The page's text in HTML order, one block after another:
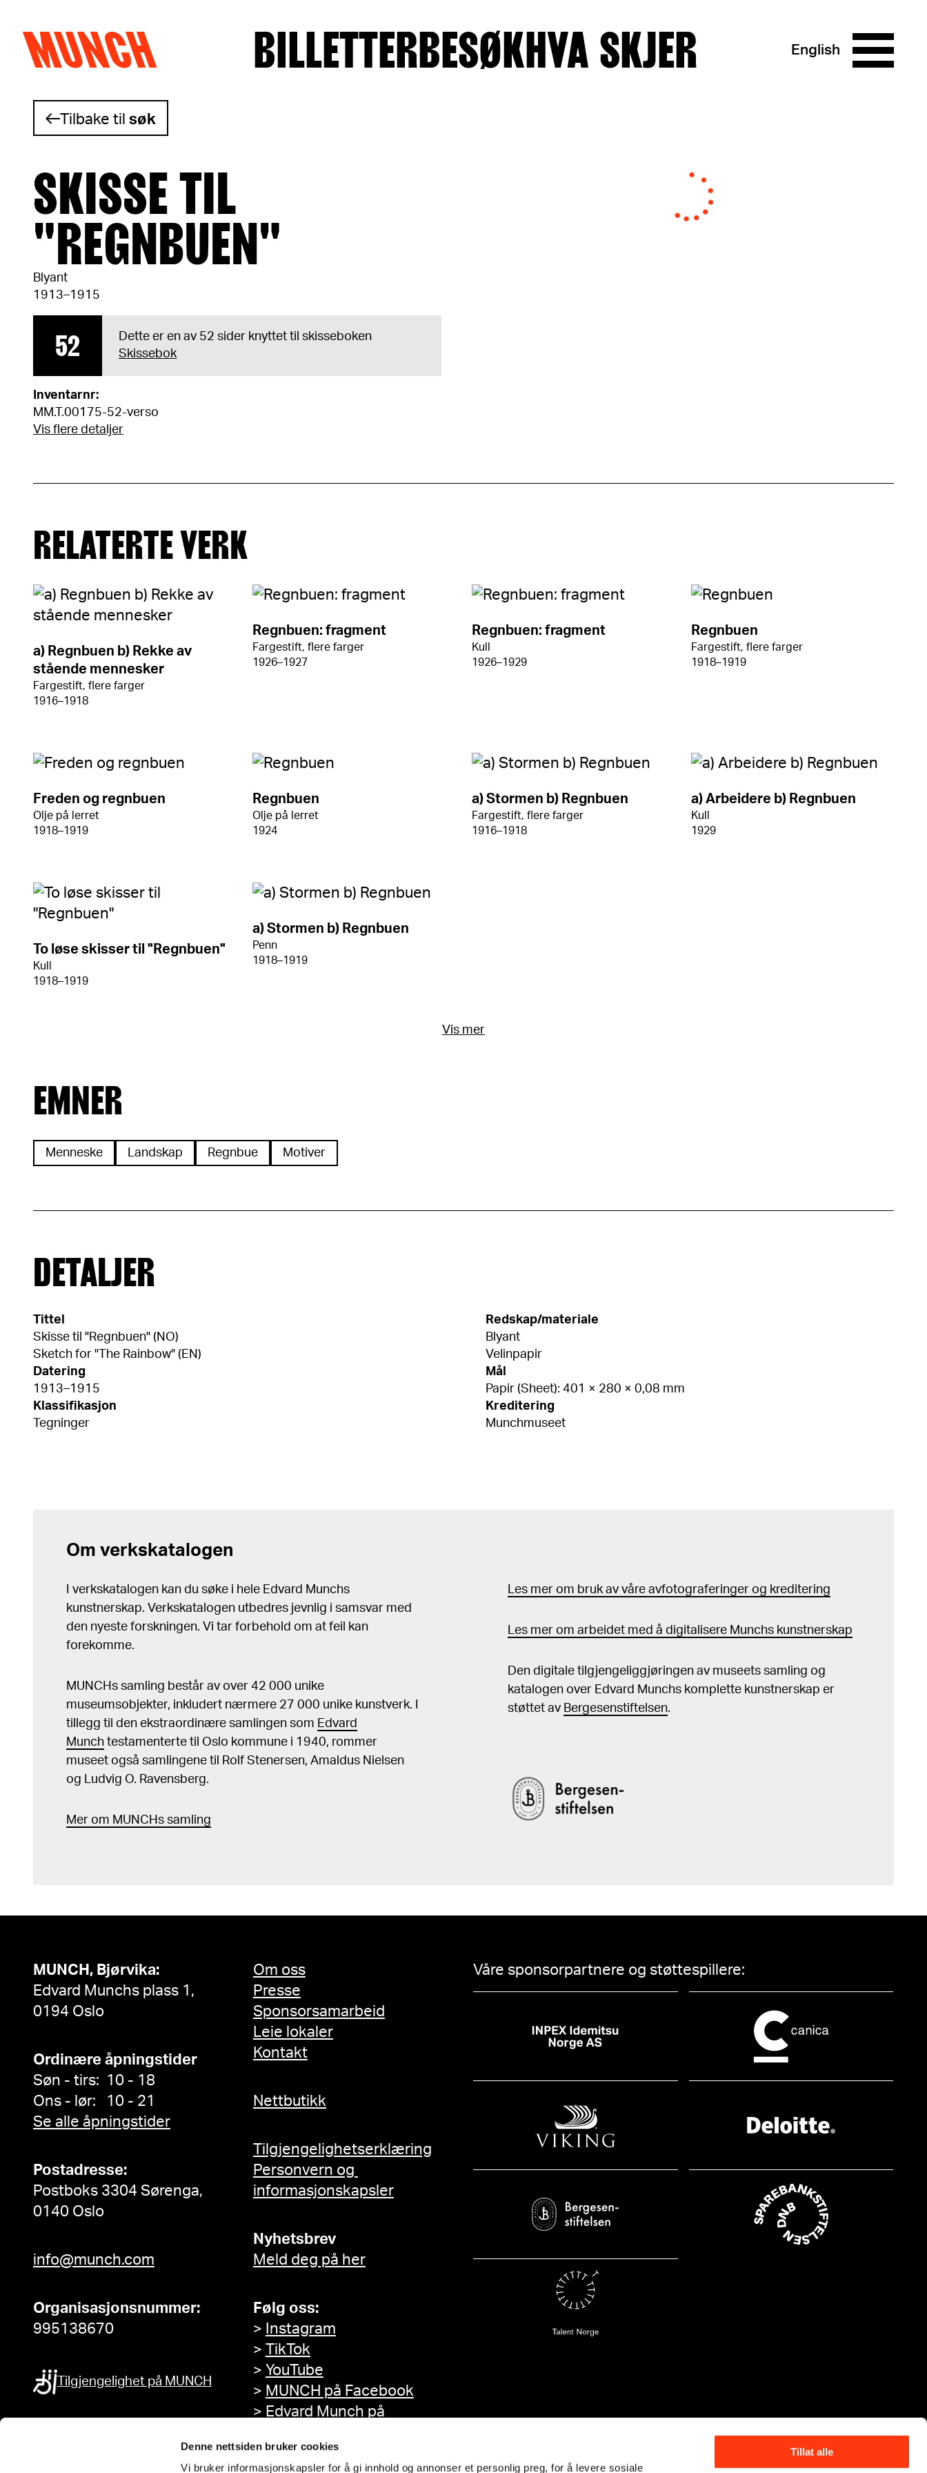
Denne nettsiden bruker cookies
Vi bruker informasjonskapsler for å gi innhold og annonser et personlig preg, for å levere sosiale
Tillat alle
Hopp til innhold
MUNCH BILLETTERBESØKHVA SKJER English
Tilbake tilsøk
SKISSE TIL
"REGNBUEN"
Blyant
1913–1915
52
Dette er en av 52 sider knyttet til skisseboken
Skissebok
Inventarnr:
MM.T.00175-52-verso
Vis flere detaljer
RELATERTE VERK
a) Regnbuen b) Rekke av
stående mennesker
Fargestift, flere farger
1916–1918
Regnbuen: fragment
Fargestift, flere farger
1926–1927
Regnbuen: fragment
Kull
1926–1929
Regnbuen
Fargestift, flere farger
1918–1919
Freden og regnbuen
Olje på lerret
1918–1919
Regnbuen
Olje på lerret
1924
a) Stormen b) Regnbuen
Fargestift, flere farger
1916–1918
a) Arbeidere b) Regnbuen
Kull
1929
To løse skisser til "Regnbuen"
Kull
1918–1919
a) Stormen b) Regnbuen
Penn
1918–1919
Vis mer
EMNER
Menneske Landskap Regnbue Motiver
DETALJER
Tittel
Skisse til "Regnbuen" (NO)
Sketch for "The Rainbow" (EN)
Datering
1913–1915
Klassifikasjon
Tegninger
Redskap/materiale
Blyant
Velinpapir
Mål
Papir (Sheet): 401 × 280 × 0,08 mm
Kreditering
Munchmuseet
Om verkskatalogen
I verkskatalogen kan du søke i hele Edvard Munchs
kunstnerskap. Verkskatalogen utbedres jevnlig i samsvar med
den nyeste forskningen. Vi tar forbehold om at feil kan
forekomme.
MUNCHs samling består av over 42 000 unike
museumsobjekter, inkludert nærmere 27 000 unike kunstverk. I
tillegg til den ekstraordinære samlingen som Edvard
Munch testamenterte til Oslo kommune i 1940, rommer
museet også samlingene til Rolf Stenersen, Amaldus Nielsen
og Ludvig O. Ravensberg.
Mer om MUNCHs samling
Les mer om bruk av våre avfotograferinger og kreditering
Les mer om arbeidet med å digitalisere Munchs kunstnerskap
Den digitale tilgjengeliggjøringen av museets samling og
katalogen over Edvard Munchs komplette kunstnerskap er
støttet av Bergesenstiftelsen.
MUNCH, Bjørvika:
Edvard Munchs plass 1,
0194 Oslo
Ordinære åpningstider
Søn - tirs: 10 - 18
Ons - lør: 10 - 21
Se alle åpningstider
Postadresse:
Postboks 3304 Sørenga,
0140 Oslo
info@munch.com
Organisasjonsnummer:
995138670
Tilgjengelighet på MUNCH
Om oss
Presse
Sponsorsamarbeid
Leie lokaler
Kontakt
Nettbutikk
Tilgjengelighetserklæring
Personvern og
informasjonskapsler
Nyhetsbrev
Meld deg på her
Følg oss:
> Instagram
> TikTok
> YouTube
> MUNCH på Facebook
> Edvard Munch på
Våre sponsorpartnere og støttespillere: